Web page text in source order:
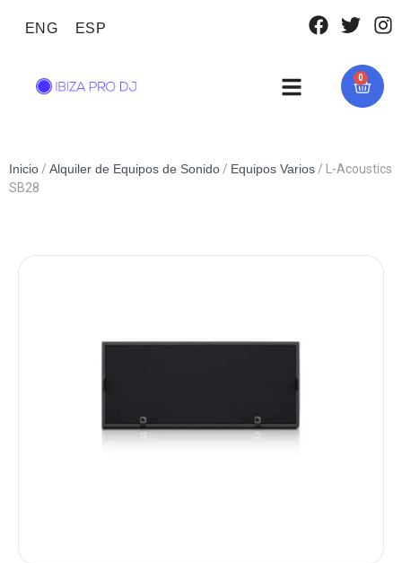
ENG ESP
0
Inicio / Alquiler de Equipos de Sonido / Equipos Varios / L-Acoustics
SB28